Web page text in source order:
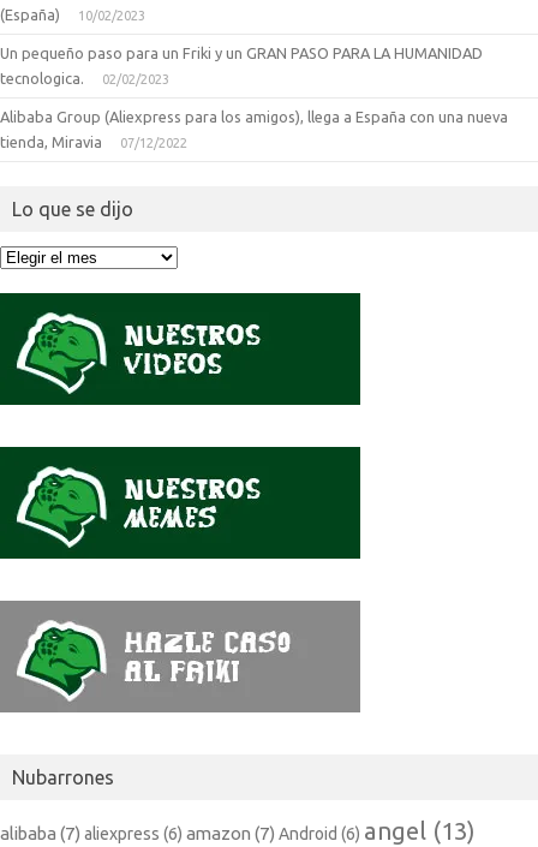
(España)
10/02/2023
Un pequeño paso para un Friki y un GRAN PASO PARA LA HUMANIDAD
tecnologica.
02/02/2023
Alibaba Group (Aliexpress para los amigos), llega a España con una nueva
tienda, Miravia
07/12/2022
Lo que se dijo
Lo
Nubarrones
alibaba (7) aliexpress (6) amazon (7) Android (6) angel (13)